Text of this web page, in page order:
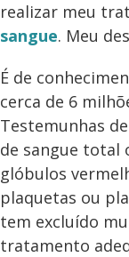
realizar meu
sangue. Meu
É de
cerca de 6
Testemunhas
de sangue total
glóbulos
plaquetas ou
tem excluído
tratamento